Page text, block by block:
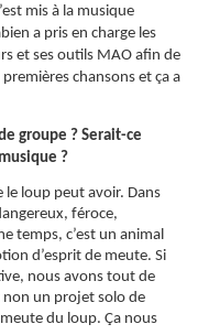
mis à la musique
a pris en charge les
et ses outils MAO afin de
chansons et ça a
groupe ? Serait-ce
?
le loup peut avoir. Dans
féroce,
temps, c’est un animal
d’esprit de meute. Si
nous avons tout de
un projet solo de
du loup. Ça nous